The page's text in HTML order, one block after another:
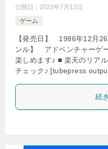
公開日： 2023年7月13日
ゲーム
【発売日】 1986年12月
ンル】 アドベンチャーゲ
楽しめます♪ ■ 楽天のリア
チェック♪ [tubepress
続